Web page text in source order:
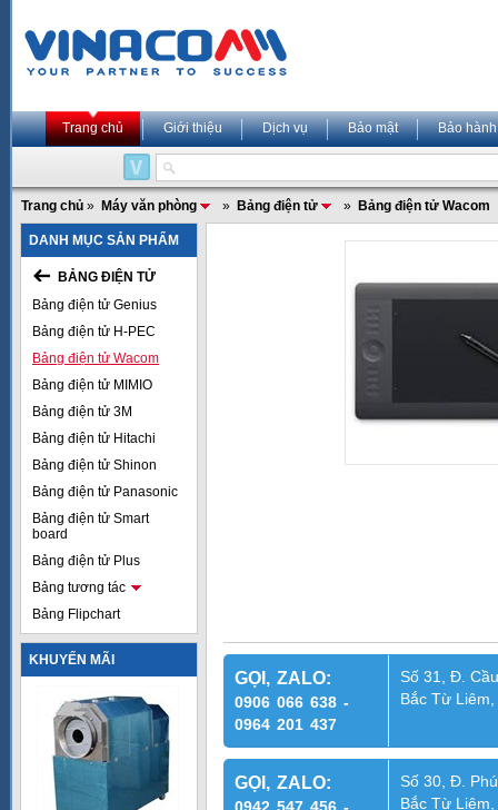
Trang chủ Giới thiệu Dịch vụ Bảo mật Bảo hành
Trang chủ » Máy văn phòng » Bảng điện tử » Bảng điện tử Wacom
DANH MỤC SẢN PHẨM
BẢNG ĐIỆN TỬ
Bảng điện tử Genius
Bảng điện tử H-PEC
Bảng điện tử Wacom
Bảng điện tử MIMIO
Bảng điện tử 3M
Bảng điện tử Hitachi
Bảng điện tử Shinon
Bảng điện tử Panasonic
Bảng điện tử Smart
board
Bảng điện tử Plus
Bảng tương tác
Bảng Flipchart
KHUYẾN MÃI
GỌI, ZALO:
0906 066 638 -
0964 201 437
Số 31, Đ.
Bắc Từ
GỌI, ZALO:
Số 30, Đ.
Bắc Từ